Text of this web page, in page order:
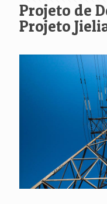
Projeto de
Projeto